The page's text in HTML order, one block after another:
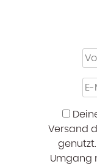
Versand
Umgang